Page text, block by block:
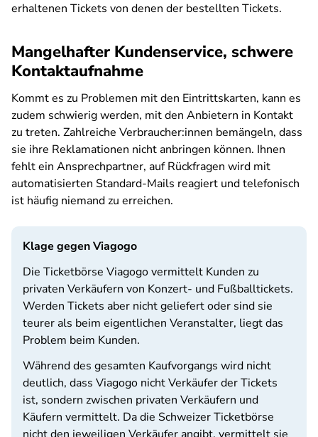
erhaltenen Tickets von denen der bestellten Tickets.
Mangelhafter Kundenservice, schwere
Kontaktaufnahme
Kommt es zu Problemen mit den Eintrittskarten, kann es
zudem schwierig werden, mit den Anbietern in Kontakt
zu treten. Zahlreiche Verbraucher:innen bemängeln, dass
sie ihre Reklamationen nicht anbringen können. Ihnen
fehlt ein Ansprechpartner, auf Rückfragen wird mit
automatisierten Standard-Mails reagiert und telefonisch
ist häufig niemand zu erreichen.
Klage gegen Viagogo
Die Ticketbörse Viagogo vermittelt Kunden zu
privaten Verkäufern von Konzert- und Fußballtickets.
Werden Tickets aber nicht geliefert oder sind sie
teurer als beim eigentlichen Veranstalter, liegt das
Problem beim Kunden.
Während des gesamten Kaufvorgangs wird nicht
deutlich, dass Viagogo nicht Verkäufer der Tickets
ist, sondern zwischen privaten Verkäufern und
Käufern vermittelt. Da die Schweizer Ticketbörse